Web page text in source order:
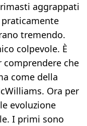
aggrappati
tremendo.
colpevole. È
che
come della
Ora per
evoluzione
I primi sono